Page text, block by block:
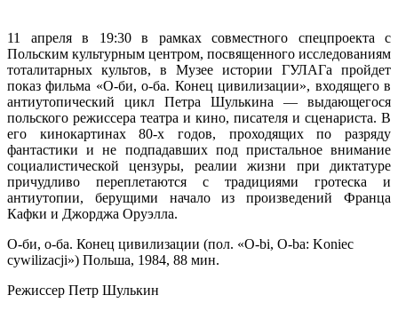
11 апреля в 19:30 в рамках совместного спецпроекта с
Польским культурным центром, посвященного исследованиям
тоталитарных культов, в Музее истории ГУЛАГа пройдет
показ фильма «О-би, о-ба. Конец цивилизации», входящего в
антиутопический цикл Петра Шулькина — выдающегося
польского режиссера театра и кино, писателя и сценариста. В
его кинокартинах 80-х годов, проходящих по разряду
фантастики и не подпадавших под пристальное внимание
социалистической цензуры, реалии жизни при диктатуре
причудливо переплетаются с традициями гротеска и
антиутопии, берущими начало из произведений Франца
Кафки и Джорджа Оруэлла.
О-би, о-ба. Конец цивилизации (пол. «O-bi, O-ba: Koniec
cywilizacji») Польша, 1984, 88 мин.
Pежиссер Петр Шулькин